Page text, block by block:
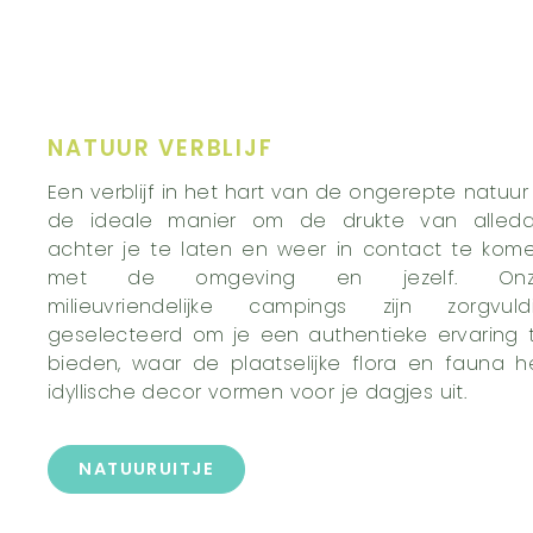
NATUUR VERBLIJF
Een verblijf in het hart van de ongerepte natuur
de ideale manier om de drukte van
achter je te laten en weer in contact te
met de omgeving en jezelf.
milieuvriendelijke campings zijn
geselecteerd om je een authentieke ervaring
bieden, waar de plaatselijke flora en fauna
idyllische decor vormen voor je dagjes uit.
NATUURUITJE